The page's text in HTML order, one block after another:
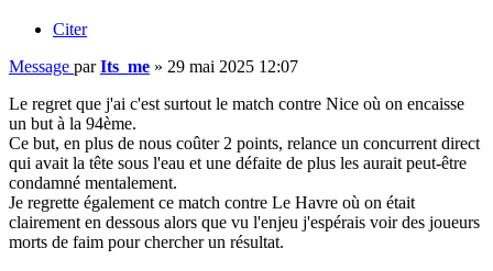
Citer
Message parIts_me » 29 mai 2025 12:07
Le regret que j'ai c'est surtout le match contre Nice où on encaisse
un but à la 94ème.
Ce but, en plus de nous coûter 2 points, relance un concurrent direct
qui avait la tête sous l'eau et une défaite de plus les aurait peut-être
condamné mentalement.
Je regrette également ce match contre Le Havre où on était
clairement en dessous alors que vu l'enjeu j'espérais voir des joueurs
morts de faim pour chercher un résultat.